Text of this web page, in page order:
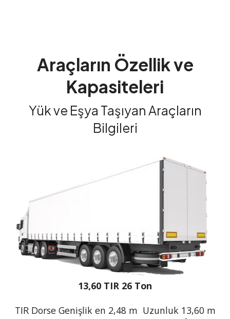
Araçların Özellik ve
Kapasiteleri
Yük ve Eşya Taşıyan Araçların
Bilgileri
13,60 TIR 26 Ton
TIR Dorse Genişlik en 2,48 m Uzunluk 13,60 m